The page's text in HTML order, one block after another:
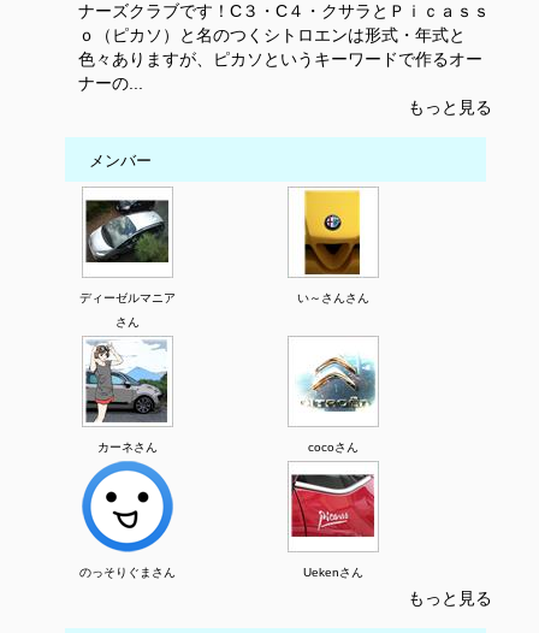
ナーズクラブです！C３・C４・クサラとＰｉｃａｓｓ
ｏ（ピカソ）と名のつくシトロエンは形式・年式と
色々ありますが、ピカソというキーワードで作るオー
ナーの...
もっと見る
メンバー
ディーゼルマニア
さん
い～さんさん
カーネさん cocoさん
のっそりぐまさん Uekenさん
もっと見る